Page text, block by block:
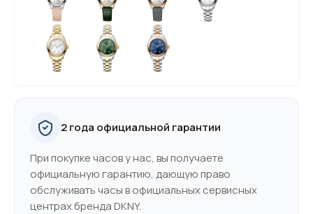
2 года официальной гарантии
При покупке часов у нас, вы получаете
официальную гарантию, дающую право
обслуживать часы в официальных сервисных
центрах бренда DKNY.